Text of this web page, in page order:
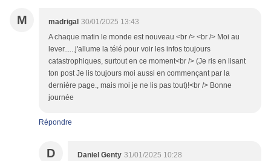
M madrigal 30/01/2025 13:43
A chaque matin le monde est nouveau <br /> <br /> Moi au
lever......j'allume la télé pour voir les infos toujours
catastrophiques, surtout en ce moment<br /> (Je ris en lisant
ton post Je lis toujours moi aussi en commençant par la
dernière page., mais moi je ne lis pas tout)!<br /> Bonne
journée
Répondre
D Daniel Genty 31/01/2025 10:28